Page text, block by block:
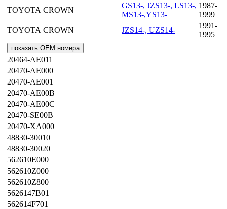
TOYOTA CROWN
GS13-, JZS13-, LS13-,
MS13-,YS13-
1987-
1999
TOYOTA CROWN JZS14-, UZS14-
1991-
1995
показать OEM номера
20464-AE011
20470-AE000
20470-AE001
20470-AE00B
20470-AE00C
20470-SE00B
20470-XA000
48830-30010
48830-30020
562610E000
562610Z000
562610Z800
5626147B01
562614F701